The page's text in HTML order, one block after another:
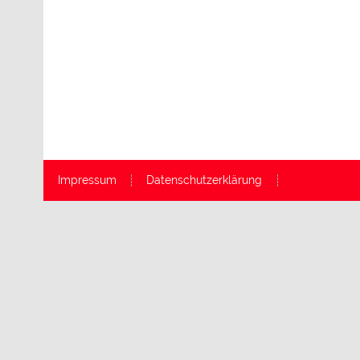
Impressum Datenschutzerklärung